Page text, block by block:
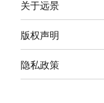
关于远景
版权声明
隐私政策